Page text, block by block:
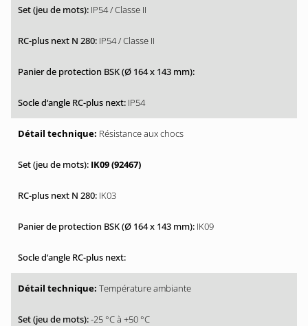
IP54 / Classe II
IP54 / Classe II
IP54
Résistance aux chocs
IK09 (92467)
IK03
IK09
Température ambiante
-25 °C à +50 °C